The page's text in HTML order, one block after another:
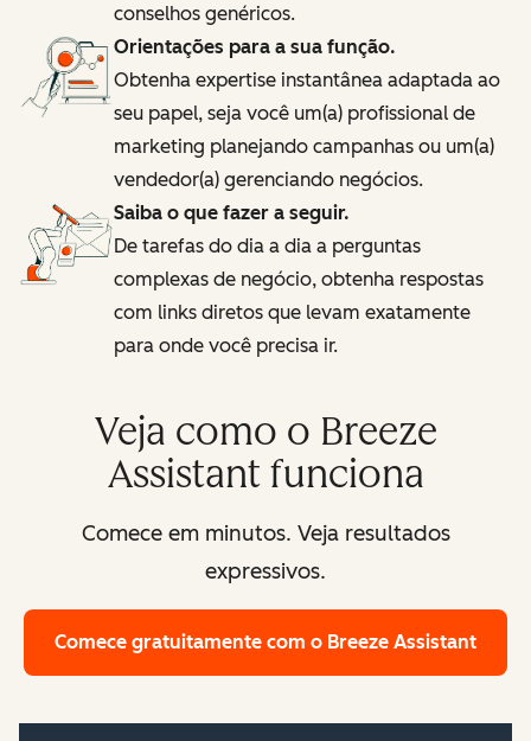
conselhos genéricos.
Orientações para a sua função.
Obtenha expertise instantânea adaptada ao
seu papel, seja você um(a) profissional de
marketing planejando campanhas ou um(a)
vendedor(a) gerenciando negócios.
Saiba o que fazer a seguir.
De tarefas do dia a dia a perguntas
complexas de negócio, obtenha respostas
com links diretos que levam exatamente
para onde você precisa ir.
Veja como o Breeze
Assistant funciona
Comece em minutos. Veja resultados
expressivos.
Comece gratuitamente com o Breeze Assistant